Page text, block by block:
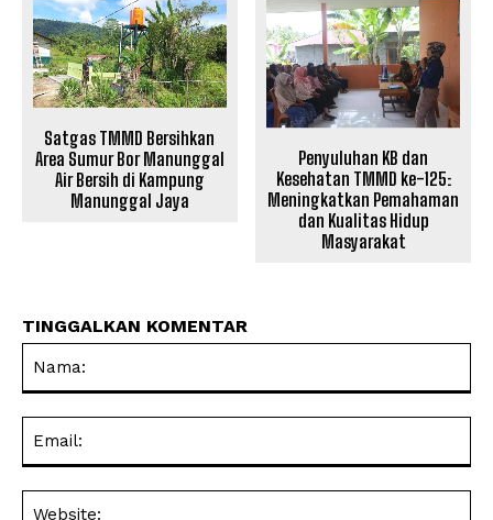
Satgas TMMD Bersihkan
Area Sumur Bor Manunggal
Air Bersih di Kampung
Manunggal Jaya
Penyuluhan KB dan
Kesehatan TMMD ke-125:
Meningkatkan Pemahaman
dan Kualitas Hidup
Masyarakat
TINGGALKAN KOMENTAR